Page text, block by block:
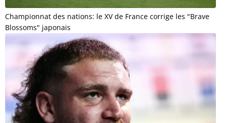
Championnat des nations: le XV de France corrige les "Brave
Blossoms" japonais